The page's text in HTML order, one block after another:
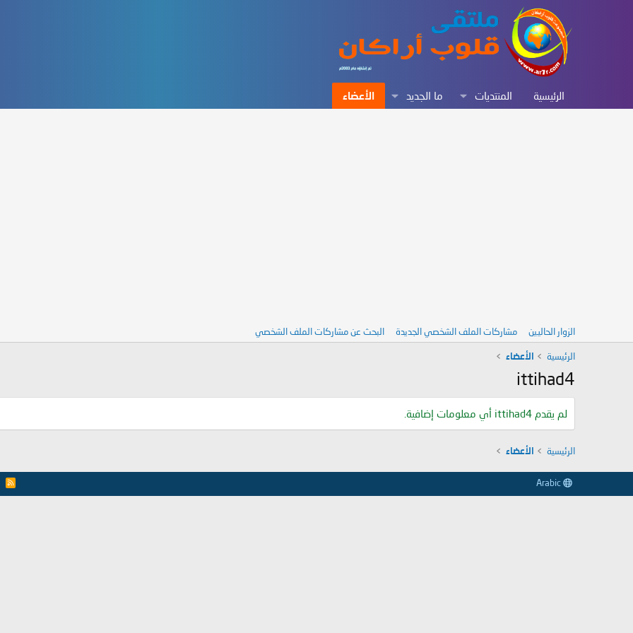
الرئيسية المنتديات ما الجديد الأعضاء
الزوار الحاليين مشاركات الملف الشخصي الجديدة البحث عن مشاركات الملف الشخصي
الرئيسية الأعضاء
ittihad4
لم يقدم ittihad4 أي معلومات إضافية.
الرئيسية الأعضاء
R